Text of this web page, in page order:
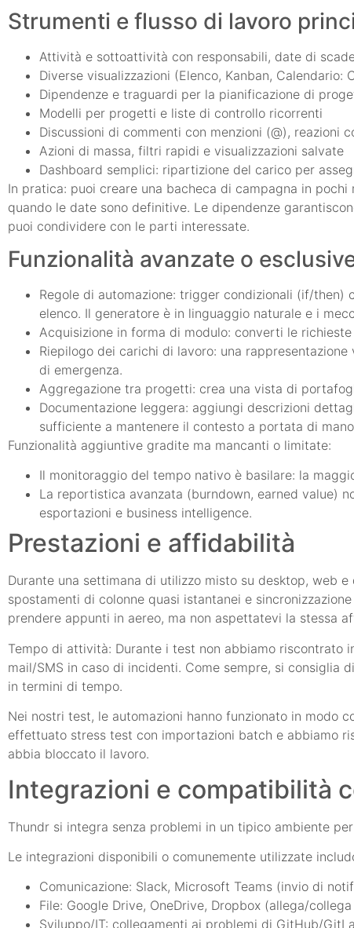
Strumenti e flusso di lavoro
Attività e sottoattività con responsabili, date di
Diverse visualizzazioni (Elenco, Kanban, Calendario:
Dipendenze e traguardi per la pianificazione di
Modelli per progetti e liste di controllo ricorrenti
Discussioni di commenti con menzioni (@), reazioni
Azioni di massa, filtri rapidi e visualizzazioni salvate
Dashboard semplici: ripartizione del carico per
In pratica: puoi creare una bacheca di campagna in
quando le date sono definitive. Le dipendenze
puoi condividere con le parti interessate.
Funzionalità avanzate o
Regole di automazione: trigger condizionali (if/
elenco. Il generatore è in linguaggio naturale e i
Acquisizione in forma di modulo: converti le
Riepilogo dei carichi di lavoro: una
di emergenza.
Aggregazione tra progetti: crea una vista di
Documentazione leggera: aggiungi descrizioni
sufficiente a mantenere il contesto a portata di
Funzionalità aggiuntive gradite ma mancanti o limitate:
Il monitoraggio del tempo nativo è basilare: la
La reportistica avanzata (burndown, earned value)
esportazioni e business intelligence.
Prestazioni e affidabilità
Durante una settimana di utilizzo misto su desktop, web
spostamenti di colonne quasi istantanei e
prendere appunti in aereo, ma non aspettatevi la stessa
Tempo di attività: Durante i test non abbiamo
mail/SMS in caso di incidenti. Come sempre, si
in termini di tempo.
Nei nostri test, le automazioni hanno funzionato in modo
effettuato stress test con importazioni batch e abbiamo
abbia bloccato il lavoro.
Integrazioni e compatibilità
Thundr si integra senza problemi in un tipico ambiente
Le integrazioni disponibili o comunemente utilizzate
Comunicazione: Slack, Microsoft Teams (invio di
File: Google Drive, OneDrive, Dropbox (allega/
Sviluppo/IT: collegamenti ai problemi di GitHub/